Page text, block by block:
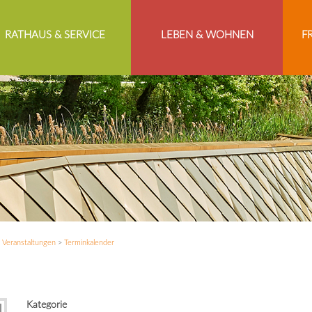
RATHAUS & SERVICE LEBEN & WOHNEN
Veranstaltungen> Terminkalender
Kategorie